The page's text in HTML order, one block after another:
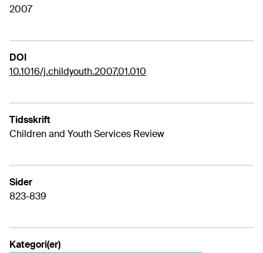
2007
DOI
10.1016/j.childyouth.2007.01.010
Tidsskrift
Children and Youth Services Review
Sider
823-839
Kategori(er)